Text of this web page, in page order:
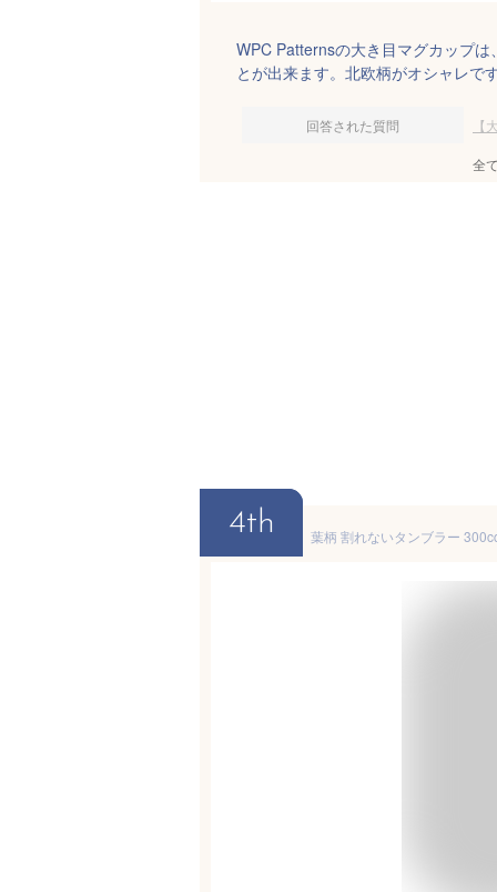
WPC Patternsの大き目マグカップ
とが出来ます。北欧柄がオシャレで
回答された質問 【
全
4th